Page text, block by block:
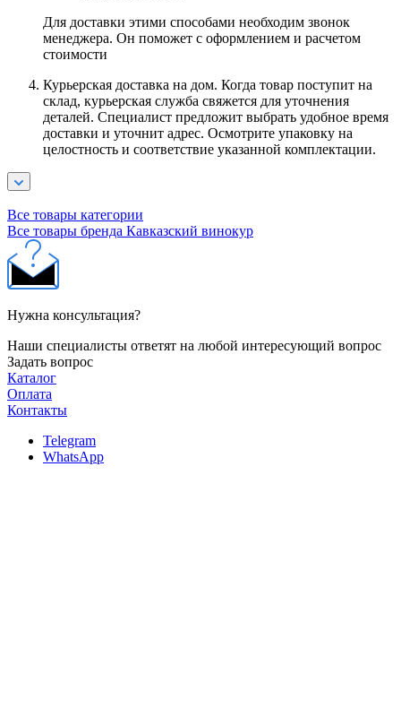
Для доставки этими способами необходим звонок
менеджера. Он поможет с оформлением и расчетом
стоимости
Курьерская доставка на дом. Когда товар поступит на
склад, курьерская служба свяжется для уточнения
деталей. Специалист предложит выбрать удобное время
доставки и уточнит адрес. Осмотрите упаковку на
целостность и соответствие указанной комплектации.
Все товары категории
Все товары бренда Кавказский винокур
Нужна консультация?
Наши специалисты ответят на любой интересующий вопрос
Задать вопрос
Каталог
Оплата
Контакты
Telegram
WhatsApp